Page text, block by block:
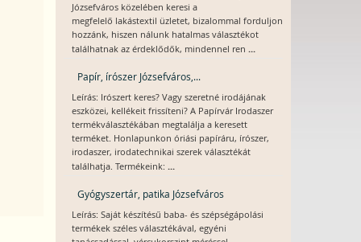
Józsefváros közelében keresi a
megfelelő lakástextil üzletet, bizalommal forduljon
hozzánk, hiszen nálunk hatalmas választékot
találhatnak az érdeklődők, mindennel ren ...
Papír, írószer Józsefváros,...
Leírás: Irószert keres? Vagy szeretné irodájának
eszközei, kellékeit frissíteni? A Papírvár Irodaszer
termékválasztékában megtalálja a keresett
terméket. Honlapunkon óriási papíráru, írószer,
irodaszer, irodatechnikai szerek választékát
találhatja. Termékeink: ...
Gyógyszertár, patika Józsefváros
Leírás: Saját készítésű baba- és szépségápolási
termékek széles választékával, egyéni